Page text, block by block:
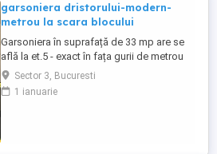
garsoniera dristorului-modern-
metrou la scara blocului
Garsoniera în suprafață de 33 mp are se
află la et.5 - exact în fața gurii de metrou
Drstor 2. Este renovată, utilată cu mobilier
(fotografii) aer condiționat abonament
digi - internet tv etc.
Sector 3, Bucuresti
1 ianuarie